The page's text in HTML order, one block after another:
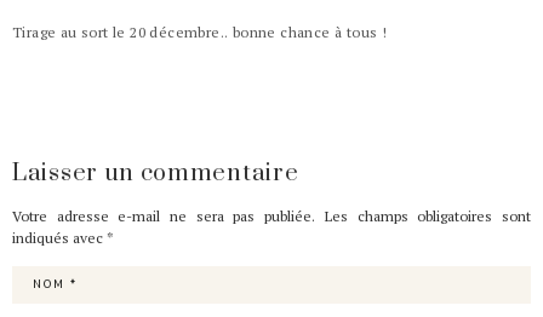
Tirage au sort le 20 décembre.. bonne chance à tous !
Laisser un commentaire
Votre adresse e-mail ne sera pas publiée. Les champs obligatoires sont
indiqués avec *